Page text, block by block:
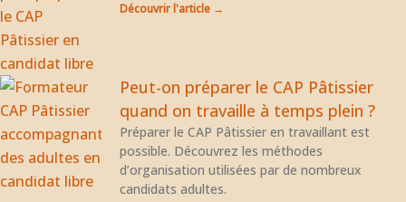
Découvrir l'article →
Peut-on préparer le CAP Pâtissier
quand on travaille à temps plein ?
Préparer le CAP Pâtissier en travaillant est
possible. Découvrez les méthodes
d’organisation utilisées par de nombreux
candidats adultes.